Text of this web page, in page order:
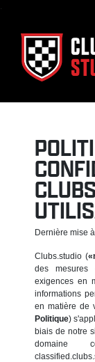
.
Dernière mise
Clubs.studio (
des mesures
exigences en
informations
en matière de
Politique)
biais de notre
domaine